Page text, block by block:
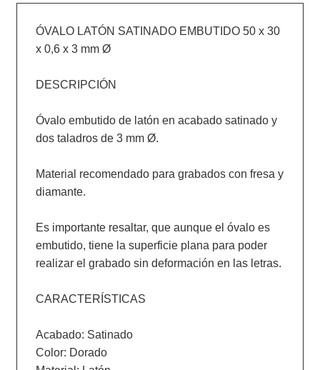
ÓVALO LATÓN SATINADO EMBUTIDO 50 x 30
x 0,6 x 3 mm Ø
DESCRIPCIÓN
Óvalo embutido de latón en acabado satinado y
dos taladros de 3 mm Ø.
Material recomendado para grabados con fresa y
diamante.
Es importante resaltar, que aunque el óvalo es
embutido, tiene la superficie plana para poder
realizar el grabado sin deformación en las letras.
CARACTERÍSTICAS
Acabado: Satinado
Color: Dorado